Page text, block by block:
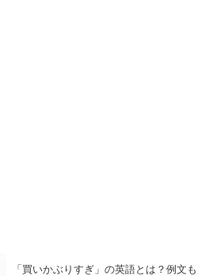
「買いかぶりすぎ」の英語とは？例文も